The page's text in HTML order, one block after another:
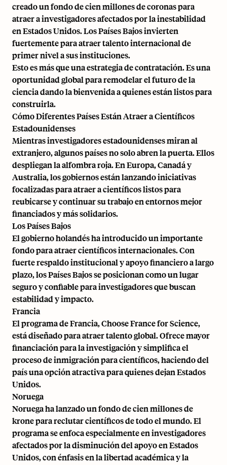
creado un fondo de cien millones de coronas para
atraer a investigadores afectados por la inestabilidad
en Estados Unidos. Los Países Bajos invierten
fuertemente para atraer talento internacional de
primer nivel a sus instituciones.
Esto es más que una estrategia de contratación. Es una
oportunidad global para remodelar el futuro de la
ciencia dando la bienvenida a quienes están listos para
construirla.
Cómo Diferentes Países Están Atraer a Científicos
Estadounidenses
Mientras investigadores estadounidenses miran al
extranjero, algunos países no solo abren la puerta. Ellos
despliegan la alfombra roja. En Europa, Canadá y
Australia, los gobiernos están lanzando iniciativas
focalizadas para atraer a científicos listos para
reubicarse y continuar su trabajo en entornos mejor
financiados y más solidarios.
Los Países Bajos
El gobierno holandés ha introducido un importante
fondo para atraer científicos internacionales. Con
fuerte respaldo institucional y apoyo financiero a largo
plazo, los Países Bajos se posicionan como un lugar
seguro y confiable para investigadores que buscan
estabilidad y impacto.
Francia
El programa de Francia,Choose France for Science,
está diseñado para atraer talento global. Ofrece mayor
financiación para la investigación y simplifica el
proceso de inmigración para científicos, haciendo del
país una opción atractiva para quienes dejan Estados
Unidos.
Noruega
Noruega ha lanzado unfondo de cien millones de
kronepara reclutar científicos de todo el mundo. El
programa se enfoca especialmente en investigadores
afectados por la disminución del apoyo en Estados
Unidos, con énfasis en la libertad académica y la